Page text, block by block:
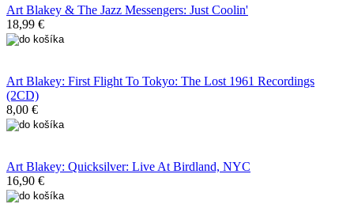
Art Blakey & The Jazz Messengers: Just Coolin'
18,99 €
Art Blakey: First Flight To Tokyo: The Lost 1961 Recordings
(2CD)
8,00 €
Art Blakey: Quicksilver: Live At Birdland, NYC
16,90 €